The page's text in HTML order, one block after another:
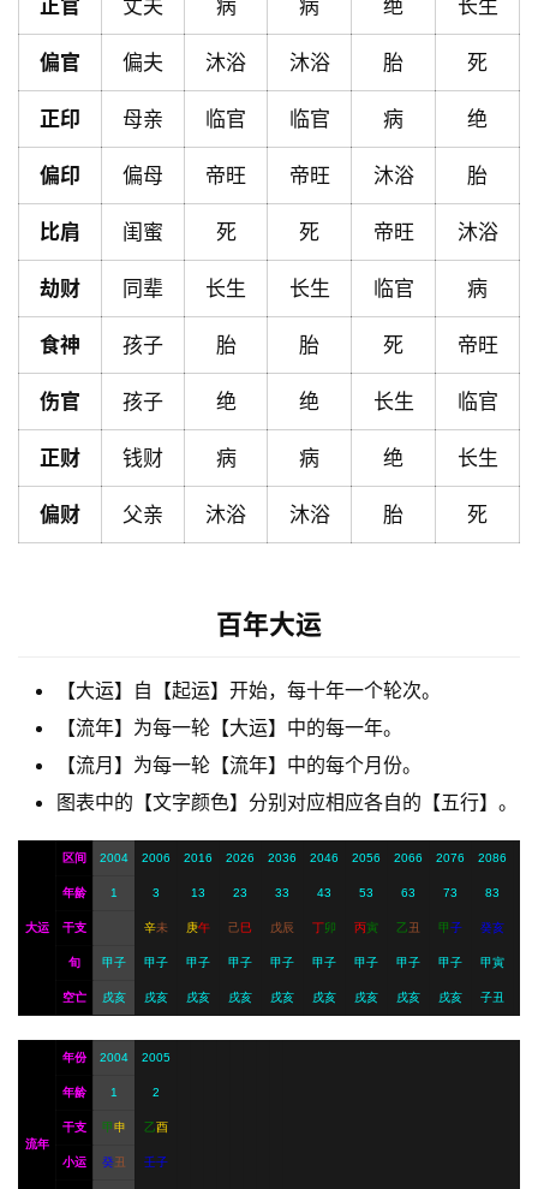
首
页
黄
占
卜
命
解
会
正官 丈夫 病 病 绝 长生
偏官 偏夫 沐浴 沐浴 胎 死
正印 母亲 临官 临官 病 绝
偏印 偏母 帝旺 帝旺 沐浴 胎
比肩 闺蜜 死 死 帝旺 沐浴
劫财 同辈 长生 长生 临官 病
食神 孩子 胎 胎 死 帝旺
伤官 孩子 绝 绝 长生 临官
正财 钱财 病 病 绝 长生
偏财 父亲 沐浴 沐浴 胎 死
百年大运
【大运】自【起运】开始，每十年一个轮次。
【流年】为每一轮【大运】中的每一年。
【流月】为每一轮【流年】中的每个月份。
图表中的【文字颜色】分别对应相应各自的【五行】。
大运
区间 2004 2006 2016 2026 2036 2046 2056 2066 2076 2086
年龄 1 3 13 23 33 43 53 63 73 83
干支 辛未 庚午 己巳 戊辰 丁卯 丙寅 乙丑 甲子 癸亥
旬 甲子 甲子 甲子 甲子 甲子 甲子 甲子 甲子 甲子 甲寅
空亡 戌亥 戌亥 戌亥 戌亥 戌亥 戌亥 戌亥 戌亥 戌亥 子丑
流年
年份 2004 2005
年龄 1 2
干支 甲申 乙酉
小运 癸丑 壬子